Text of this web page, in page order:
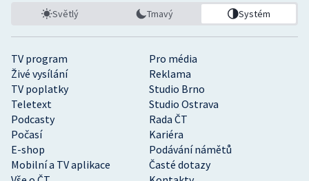
Rychlobruslení
Rychlostní kanoistika
Short track
Sportovní střelba
TV program
Pro média
Živé vysílání
Reklama
TV poplatky
Studio Brno
Teletext
Studio Ostrava
Podcasty
Rada ČT
Počasí
Kariéra
E-shop
Podávání námětů
Mobilní a TV aplikace
Časté dotazy
Světlý Tmavý Systém